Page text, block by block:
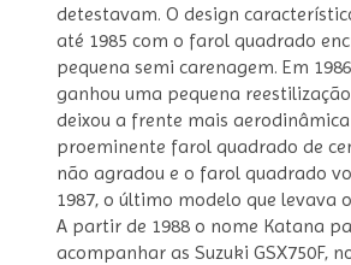
detestavam. O design
até 1985 com o farol quadrado
pequena semi carenagem. Em
ganhou uma pequena
deixou a frente mais
proeminente farol quadrado de
não agradou e o farol quadrado
1987, o último modelo que levava
A partir de 1988 o nome Katana
acompanhar as Suzuki GSX750F,